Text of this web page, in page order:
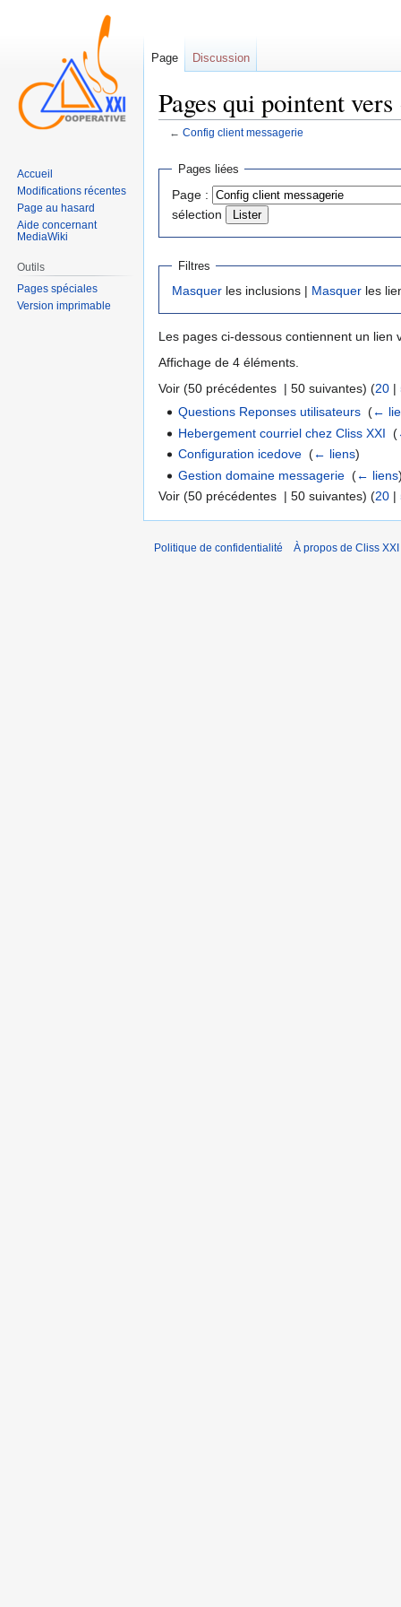
Pages qui pointent
← Config client messagerie
Sauter
navigation
Sauter
recherche
Pages liées
Page :
sélection
Filtres
Masquer les inclusions | Masquer les
Les pages ci-dessous contiennent un lien
Affichage de 4 éléments.
Voir (50 précédentes | 50 suivantes) (20 |
Questions Reponses utilisateurs ‎(←
Hebergement courriel chez Cliss XXI ‎(
Configuration icedove ‎(← liens)
Gestion domaine messagerie ‎(← liens
Voir (50 précédentes | 50 suivantes) (20 |
Page Discussion
Accueil
Modifications récentes
Page au hasard
Aide concernant
MediaWiki
Outils
Pages spéciales
Version imprimable
Politique de confidentialité À propos de Cliss XXI